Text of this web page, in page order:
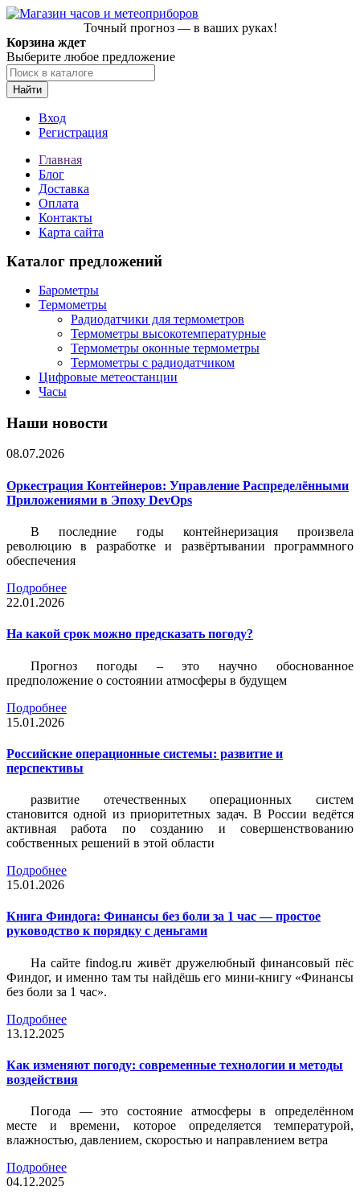
Точный прогноз — в ваших руках!
Корзина ждет
Выберите любое предложение
Найти
Вход
Регистрация
Главная
Блог
Доставка
Оплата
Контакты
Карта сайта
Каталог предложений
Барометры
Термометры
Радиодатчики для термометров
Термометры высокотемпературные
Термометры оконные термометры
Термометры с радиодатчиком
Цифровые метеостанции
Часы
Наши новости
08.07.2026
Оркестрация Контейнеров: Управление Распределёнными
Приложениями в Эпоху DevOps
В последние годы контейнеризация произвела
революцию в разработке и развёртывании программного
обеспечения
Подробнее
22.01.2026
На какой срок можно предсказать погоду?
Прогноз погоды – это научно обоснованное
предположение о состоянии атмосферы в будущем
Подробнее
15.01.2026
Российские операционные системы: развитие и
перспективы
развитие отечественных операционных систем
становится одной из приоритетных задач. В России ведётся
активная работа по созданию и совершенствованию
собственных решений в этой области
Подробнее
15.01.2026
Книга Финдога: Финансы без боли за 1 час — простое
руководство к порядку с деньгами
На сайте findog.ru живёт дружелюбный финансовый пёс
Финдог, и именно там ты найдёшь его мини‑книгу «Финансы
без боли за 1 час».
Подробнее
13.12.2025
Как изменяют погоду: современные технологии и методы
воздействия
Погода — это состояние атмосферы в определённом
месте и времени, которое определяется температурой,
влажностью, давлением, скоростью и направлением ветра
Подробнее
04.12.2025